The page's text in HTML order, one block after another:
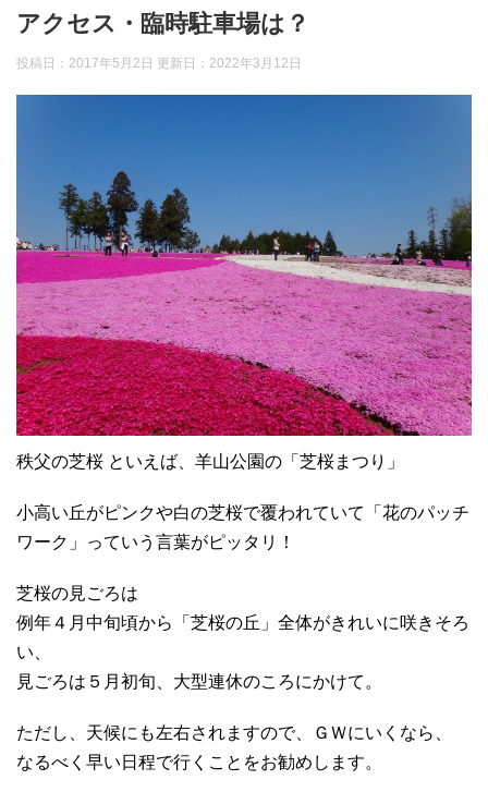
アクセス・臨時駐車場は？
投稿日：2017年5月2日 更新日： 2022年3月12日
秩父の芝桜 といえば、羊山公園の「芝桜まつり」
小高い丘がピンクや白の芝桜で覆われていて「花のパッチ
ワーク」っていう言葉がピッタリ！
芝桜の見ごろは
例年４月中旬頃から「芝桜の丘」全体がきれいに咲きそろ
い、
見ごろは５月初旬、大型連休のころにかけて。
ただし、天候にも左右されますので、ＧＷにいくなら、
なるべく早い日程で行くことをお勧めします。